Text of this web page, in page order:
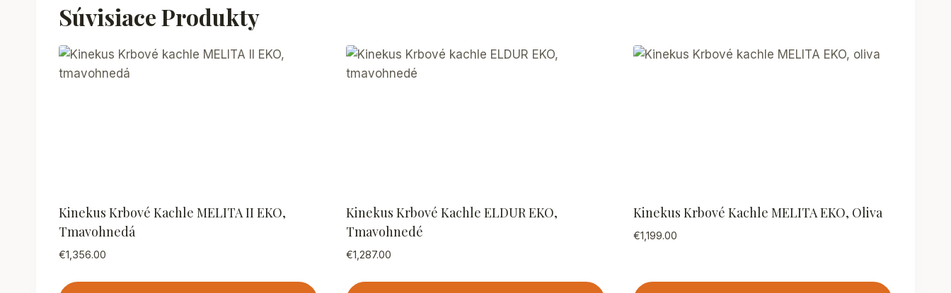
Súvisiace Produkty
Kinekus Krbové Kachle MELITA II EKO,
Tmavohnedá
€1,356.00
Kinekus Krbové Kachle ELDUR EKO,
Tmavohnedé
€1,287.00
Kinekus Krbové Kachle MELITA EKO, Oliva
€1,199.00